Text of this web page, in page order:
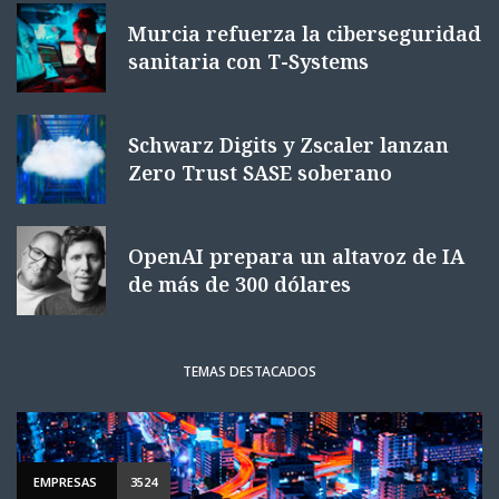
Murcia refuerza la ciberseguridad
sanitaria con T-Systems
Schwarz Digits y Zscaler lanzan
Zero Trust SASE soberano
OpenAI prepara un altavoz de IA
de más de 300 dólares
TEMAS DESTACADOS
EMPRESAS 3524